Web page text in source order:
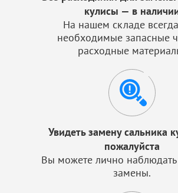
кулисы — в
На нашем складе
необходимые запасные
расходные
Увидеть замену сальника
пожалуйста
Вы можете лично
замены.